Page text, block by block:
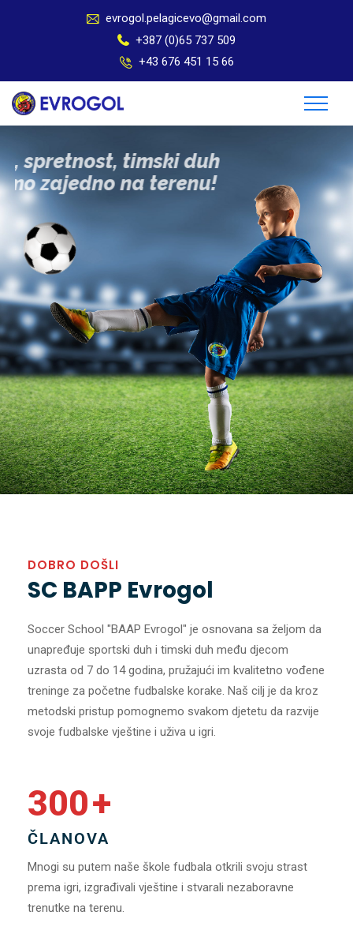
evrogol.pelagicevo@gmail.com
+387 (0)65 737 509
+43 676 451 15 66
Snaga, spretnost, timski duh
rastemo zajedno na terenu!
DOBRO DOŠLI
SC BAPP Evrogol
Soccer School "BAAP Evrogol" je osnovana sa željom da
unapređuje sportski duh i timski duh među djecom
uzrasta od 7 do 14 godina, pružajući im kvalitetno vođene
treninge za početne fudbalske korake. Naš cilj je da kroz
metodski pristup pomognemo svakom djetetu da razvije
svoje fudbalske vještine i uživa u igri.
300+
ČLANOVA
Mnogi su putem naše škole fudbala otkrili svoju strast
prema igri, izgrađivali vještine i stvarali nezaboravne
trenutke na terenu.